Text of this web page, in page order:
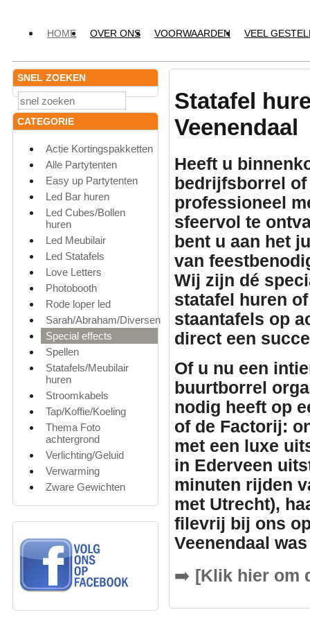
HOME OVER ONS VOORWAARDEN VEEL
SNEL ZOEKEN
CATEGORIE
Actie Kortingspakketten
Alle Partytenten
Easy up Partytenten
Led Bar huren
Led Cubes/Bollen
huren
Led Meubilair
Led Statafels
Love Letters
Photobooth
Rode loper led
Sarah/Abraham/Diversen
Special effects
Spellen
Statafels/Meubilair
huren
Stroomkabels
Tap/Koffie/Koeling
Thema Foto
achtergrond
Verlichting/Geluid
Verwarming
Zware Gewichten
Statafel
Veenendaal
Heeft u
bedrijfsborrel
professioneel
sfeervol te
bent u aan het
van
Wij zijn dé
statafel huren
staantafels op
direct een
Of u nu een
buurtborrel
nodig heeft op
of de Factorij:
met een luxe
in Ederveen
minuten rijden
met Utrecht),
filevrij bij ons
Veenendaal
➡️ [Klik hier om